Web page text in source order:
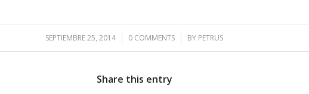
SEPTIEMBRE 25, 2014
/ 0 COMMENTS
/ BY PETRUS
Share this entry